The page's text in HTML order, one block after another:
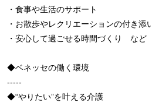
・食事や生活のサポート
・お散歩やレクリエーションの付き添
・安心して過ごせる時間づくり など
◆ベネッセの働く環境
-----
◆“やりたい”を叶える介護